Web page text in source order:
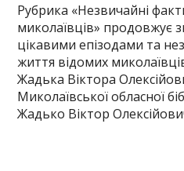
Рубрика «Незвичайні
миколаївців» продовжує
цікавими епізодами та
життя відомих
Жадька Віктора
Миколаївської обласної
Жадько Віктор